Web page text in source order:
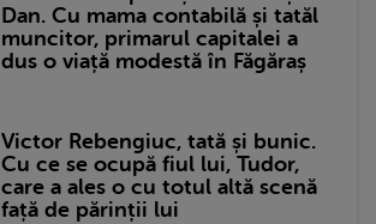
Dan. Cu mama contabilă și tatăl
muncitor, primarul capitalei a
dus o viață modestă în Făgăraș
Victor Rebengiuc, tată și bunic.
Cu ce se ocupă fiul lui, Tudor,
care a ales o cu totul altă scenă
față de părinții lui